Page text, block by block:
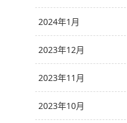
2024年1月
2023年12月
2023年11月
2023年10月